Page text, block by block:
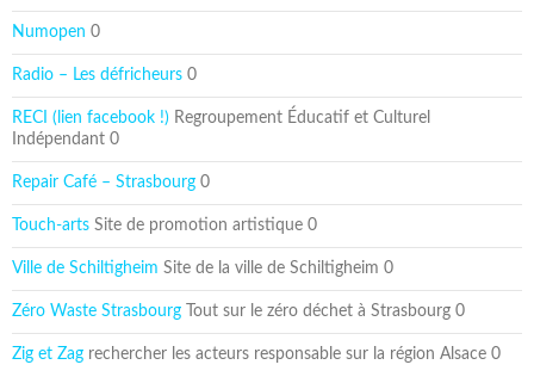
Numopen 0
Radio – Les défricheurs 0
RECI (lien facebook !) Regroupement Éducatif et Culturel
Indépendant 0
Repair Café – Strasbourg 0
Touch-arts Site de promotion artistique 0
Ville de Schiltigheim Site de la ville de Schiltigheim 0
Zéro Waste Strasbourg Tout sur le zéro déchet à Strasbourg 0
Zig et Zag rechercher les acteurs responsable sur la région Alsace 0